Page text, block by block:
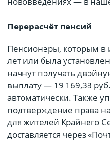
Перерасчёт пенсий
Пенсионеры, которым в
лет или была
начнут получать
выплату — 19 169,38
автоматически. Также
подтверждение права
для жителей Крайнего
доставляется через